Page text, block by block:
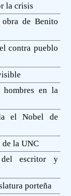
la crisis
de Benito
contra pueblo
hombres en la
el Nobel de
la UNC
escritor y
porteña